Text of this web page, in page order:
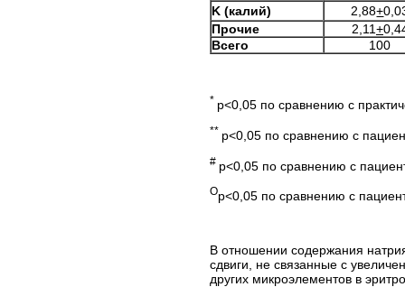
K (калий) 2,88+
Прочие
2,11+
Всего
100
* p<0,05 по сравнению с
** p<0,05 по сравнению с
# p<0,05 по сравнению с
Op<0,05 по сравнению с
В отношении содержания
сдвиги, не связанные с
других микроэлементов в